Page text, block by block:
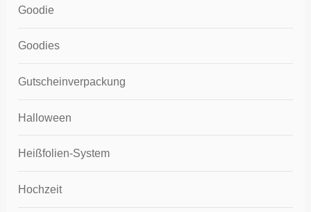
Goodie
Goodies
Gutscheinverpackung
Halloween
Heißfolien-System
Hochzeit